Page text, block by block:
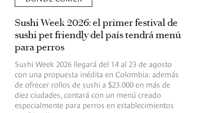
Sushi Week 2026: el primer festival de
sushi pet friendly del país tendrá menú
para perros
Sushi Week 2026 llegará del 14 al 23 de agosto
con una propuesta inédita en Colombia: además
de ofrecer rollos de sushi a $23.000 en más de
diez ciudades, contará con un menú creado
especialmente para perros en establecimientos